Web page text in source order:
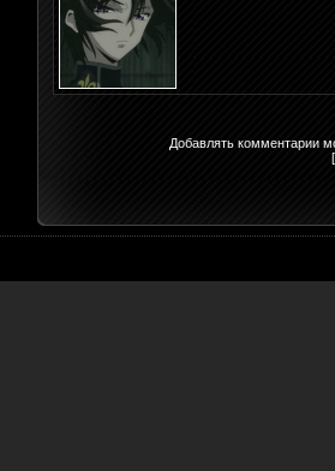
Добавлять комментарии